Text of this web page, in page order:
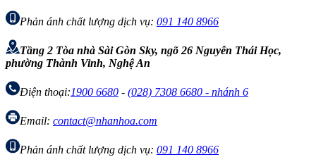
Phản ánh chất lượng dịch vụ: 091 140 8966
Tầng 2 Tòa nhà Sài Gòn Sky, ngõ 26 Nguyễn Thái Học,
phường Thành Vinh, Nghệ An
Điện thoại:1900 6680 - (028) 7308 6680 - nhánh 6
Email: contact@nhanhoa.com
Phản ánh chất lượng dịch vụ: 091 140 8966